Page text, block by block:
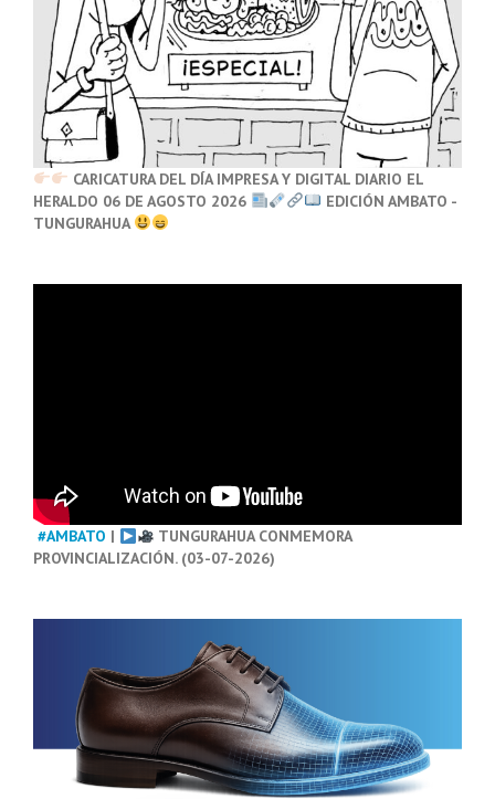
CARICATURA DEL DÍA IMPRESA Y DIGITAL DIARIO EL
HERALDO 06 DE AGOSTO 2026
EDICIÓN AMBATO -
TUNGURAHUA
#AMBATO |
TUNGURAHUA CONMEMORA
PROVINCIALIZACIÓN. (03-07-2026)